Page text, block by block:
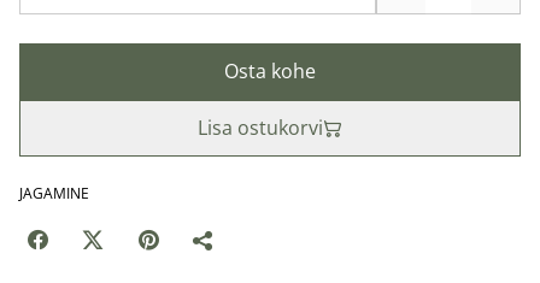
Osta kohe
Lisa ostukorvi
JAGAMINE